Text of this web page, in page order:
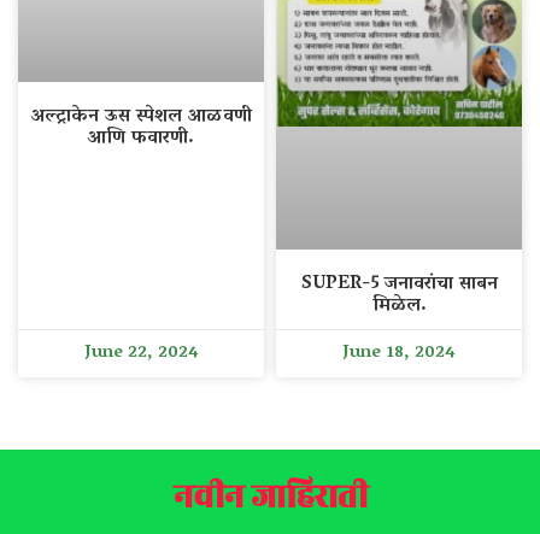
अल्ट्राकेन ऊस स्पेशल आळवणी
आणि फवारणी.
June 22, 2024
SUPER-5 जनावरांचा साबन
मिळेल.
June 18, 2024
नवीन जाहिराती